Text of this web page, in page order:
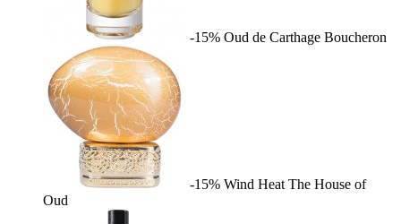
-15% Oud de Carthage Boucheron
-15% Wind Heat The House of
Oud